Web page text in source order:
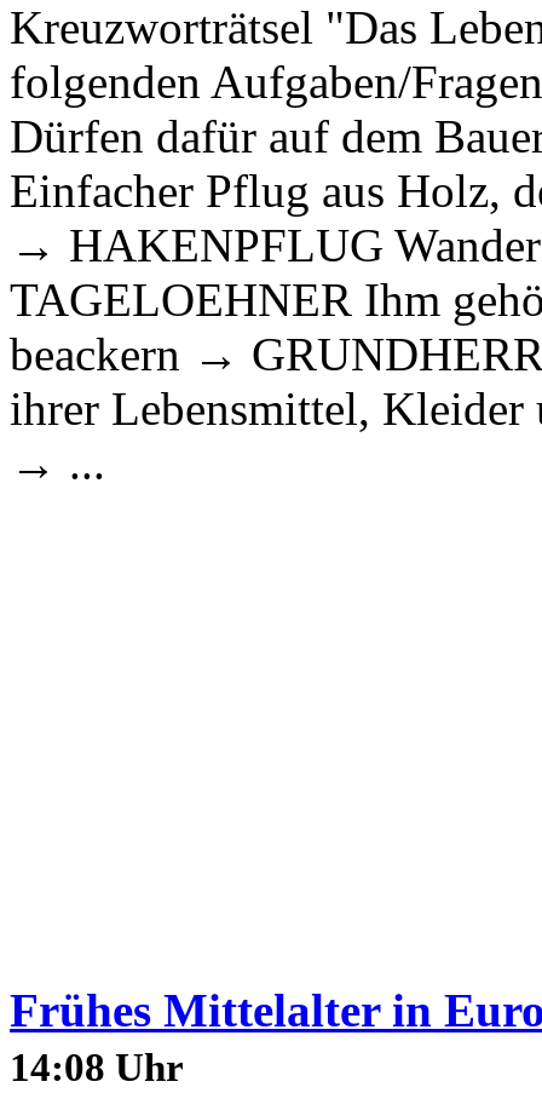
Kreuzworträtsel "Das
folgenden Aufgaben/
Dürfen dafür auf dem
Einfacher Pflug aus Holz,
→ HAKENPFLUG
TAGELOEHNER Ihm
beackern →
ihrer Lebensmittel, Kleider
→ ...
Frühes Mittelalter in
14:08 Uhr